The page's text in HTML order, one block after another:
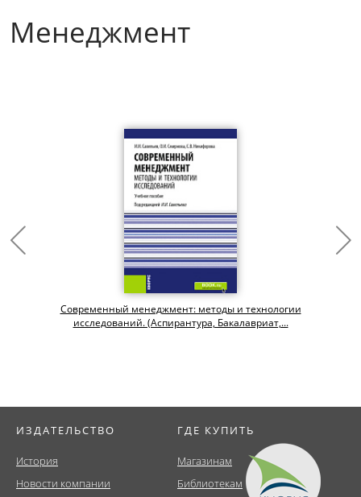
Менеджмент
Современный менеджмент: методы и технологии
исследований. (Аспирантура, Бакалавриат,...
ИЗДАТЕЛЬСТВО
История
Новости компании
ГДЕ КУПИТЬ
Магазинам
Библиотекам